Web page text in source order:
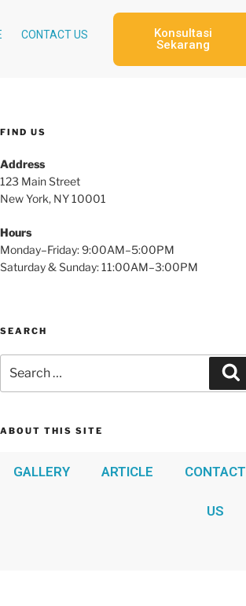
CONTACT US
Konsultasi
Sekarang
GALLERY ARTICLE CONTACT
US
FIND US
Address
123 Main Street
New York, NY 10001
Hours
Monday–Friday: 9:00AM–5:00PM
Saturday & Sunday: 11:00AM–3:00PM
SEARCH
ABOUT THIS SITE
your site or include some credits.